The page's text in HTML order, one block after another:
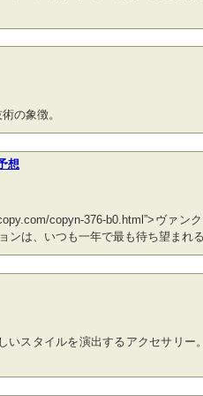
の象徴。
想
copyn-376-b0.html”>ヴァン
ンは、いつも一年で最も待ち望まれ
いスタイルを演出するアクセサリー